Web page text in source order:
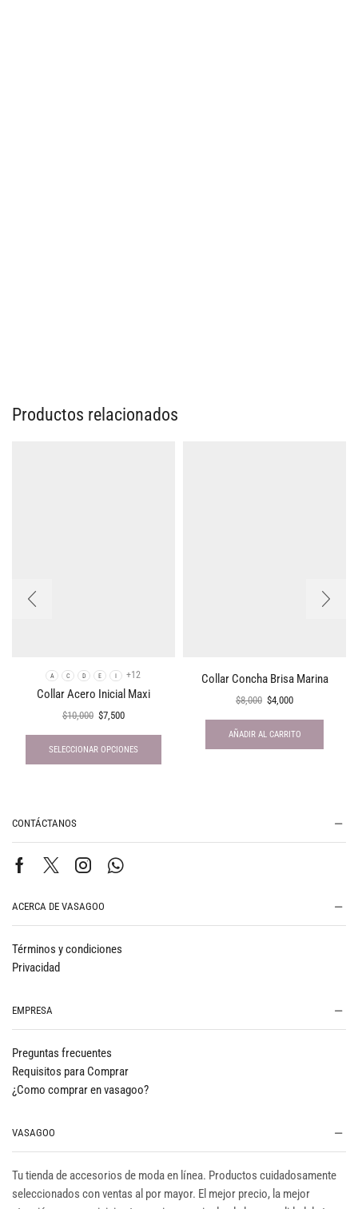
Productos relacionados
A C D E +12
Collar Acero Inicial Maxi
$10,000 $7,500
SELECCIONAR OPCIONES
Collar Concha Brisa Marina
$8,000 $4,000
AÑADIR AL CARRITO
CONTÁCTANOS
ACERCA DE VASAGOO
Términos y condiciones
Privacidad
EMPRESA
Preguntas frecuentes
Requisitos para Comprar
¿Como comprar en vasagoo?
VASAGOO
Tu tienda de accesorios de moda en línea. Productos cuidadosamente
seleccionados con ventas al por mayor. El mejor precio, la mejor